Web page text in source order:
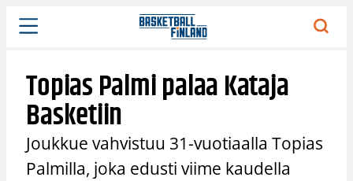
Siirry
sisältöön
Topias Palmi palaa Kataja
Basketiin
Joukkue vahvistuu 31-vuotiaalla Topias
Palmilla, joka edusti viime kaudella